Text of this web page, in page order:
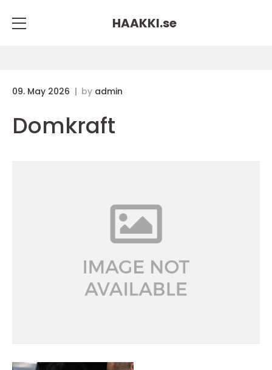
HAAKKI.se
09. May 2026 by admin
Domkraft